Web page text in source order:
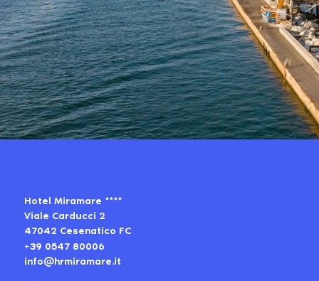
Hotel Miramare ****
Viale Carducci 2
47042 Cesenatico FC
+39 0547 80006
info@hrmiramare.it